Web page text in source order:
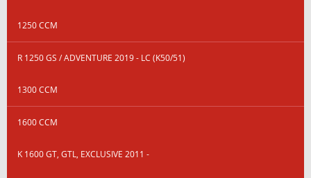
1250 CCM
R 1250 GS / ADVENTURE 2019 - LC (K50/51)
1300 CCM
1600 CCM
K 1600 GT, GTL, EXCLUSIVE 2011 -